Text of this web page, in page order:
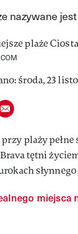
nazywane
środa, 23
facebook
na whatsapp
mail do
plaży pełne
tętni
miejsca